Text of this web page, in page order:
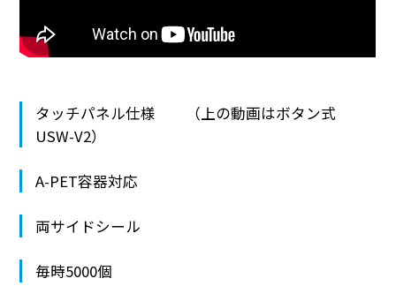
業界から探す
食品向け製品
工業向け製品
タッチパネル仕様 （上の動画はボタン式
USW-V2）
A-PET容器対応
両サイドシール
毎時5000個